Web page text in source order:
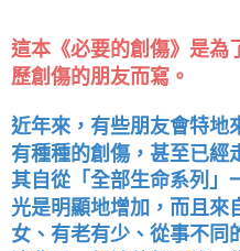
這本《必要的創傷》是為
歷創傷的朋友而寫。
近年來，有些朋友會特地
有種種的創傷，甚至已經
其自從「全部生命系列」
光是明顯地增加，而且來
女、有老有少、從事不同